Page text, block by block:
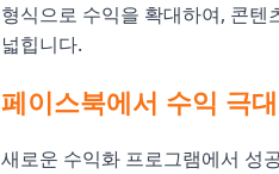
형식으로 수익을 확대하여, 콘
넓힙니다.
페이스북에서 수익 극
새로운 수익화 프로그램에서 성